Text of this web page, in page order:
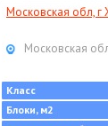
Московская обл, г
Московская
Класс
Блоки, м2